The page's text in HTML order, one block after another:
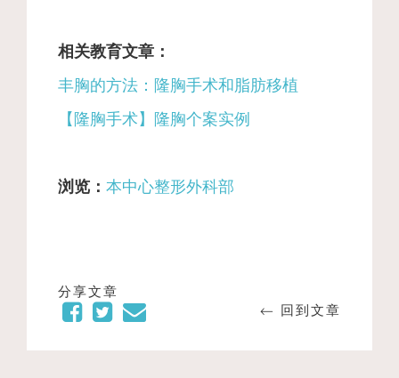
相关教育文章：
丰胸的方法：隆胸手术和脂肪移植
【隆胸手术】隆胸个案实例
浏览： 本中心整形外科部
分享文章
← 回到文章